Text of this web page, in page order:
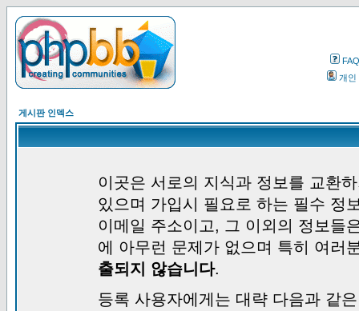
FAQ
개인
게시판 인덱스
이곳은 서로의 지식과 정보를 교환
있으며 가입시 필요로 하는 필수 정
이메일 주소이고, 그 이외의 정보들
에 아무런 문제가 없으며 특히 여러
출되지 않습니다.
등록 사용자에게는 대략 다음과 같